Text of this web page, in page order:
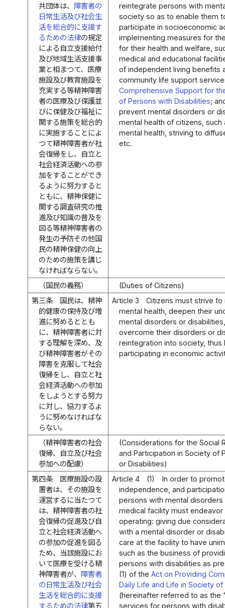
共団体は、 障害者の
日常生活及び社会生
活を総合的に支援す
るための法律の規定
による自立支援給付
及び地域生活支援事
業と相まつて、医療
施設及び教育施設を
充実する等精神障害
者の医療及び保護並
びに保健及び福祉に
関する施策を総合的
に実施することによ
つて精神障害者が社
会復帰をし、自立と
社会経済活動への参
加をすることができ
るように努力すると
ともに、精神保健に
関する調査研究の推
進及び知識の普及を
図る等精神障害者の
発生の予防その他国
民の精神保健の向上
のための施策を講じ
なければならない。
reintegrate persons with
society so as to enable them
participate in socioeconomic
implementing measures for
for their health and welfare,
medical and educational
of independent living benefits
community life support
Comprehensive Support for
of Persons with Disabilities;
prevent mental disorders or
mental health of citizens,
mental health, striving to
etc.
（国民の義務）
(Duties of Citizens)
第三条
国民は、精神
的健康の保持及び増
進に努めるととも
に、精神障害者に対
する理解を深め、及
び精神障害者がその
障害を克服して社会
復帰をし、自立と社
会経済活動への参加
をしようとする努力
に対し、協力するよ
うに努めなければな
らない。
Article 3
Citizens must strive to
mental health, deepen their
mental disorders or
overcome their disorders or
reintegration into society,
participating in economic
（精神障害者の社会
復帰、自立及び社会
参加への配慮）
(Considerations for the Social
and Participation in Society of
or Disabilities)
第四条
医療施設の設
置者は、その施設を
運営するに当たつて
は、精神障害者の社
会復帰の促進及び自
立と社会経済活動へ
の参加の促進を図る
ため、当該施設にお
いて医療を受ける精
神障害者が、 障害者
の日常生活及び社会
生活を総合的に支援
するための法律第五
Article 4 (1)
In order to
independence, and
persons with mental
medical facility must
operating: giving due
with a mental disorder or
care at the facility to have
such as the business of
persons with disabilities as
(1) of theAct on Providing
Daily Life and Life in Society
(hereinafter referred to as
services for persons with